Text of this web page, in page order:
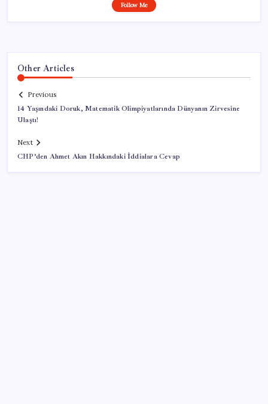
Follow Me
Other Articles
Previous
14 Yaşındaki Doruk, Matematik Olimpiyatlarında Dünyanın Zirvesine
Ulaştı!
Next
CHP’den Ahmet Akın Hakkındaki İddialara Cevap